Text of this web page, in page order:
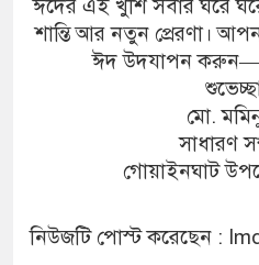
ঈদের এই খুশি সবার ঘরে
শান্তি আর নতুন প্রেরণা।
ঈদ উদযাপন
মো.
সাধারণ
গোয়াইনঘাট
নিউজটি পোস্ট করেছেন :